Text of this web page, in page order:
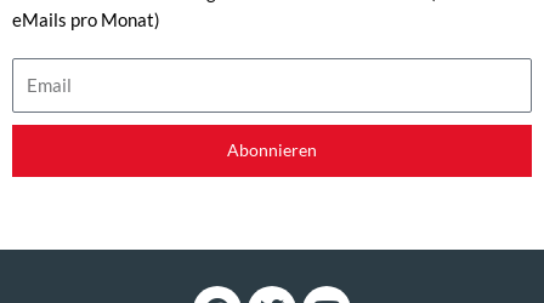
eMails pro Monat)
Abonnieren